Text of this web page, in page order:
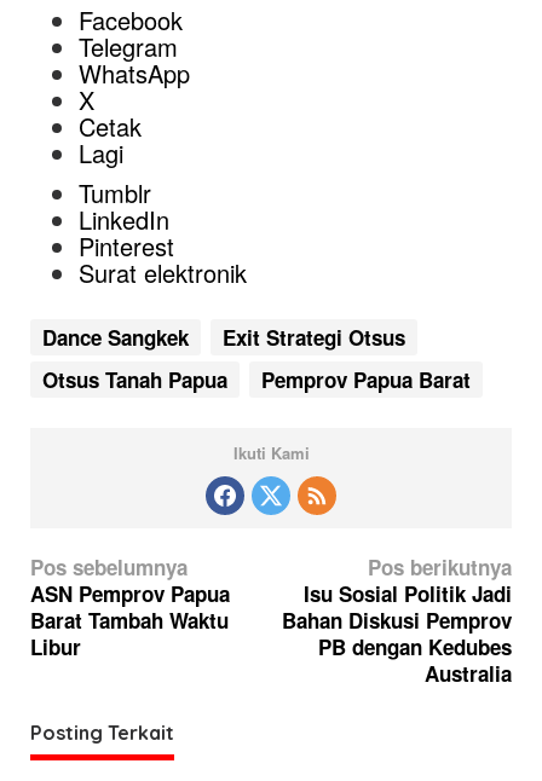
Facebook
Telegram
WhatsApp
X
Cetak
Lagi
Tumblr
LinkedIn
Pinterest
Surat elektronik
Dance Sangkek
Exit Strategi Otsus
Otsus Tanah Papua
Pemprov Papua Barat
Ikuti Kami
N
a
v
i
a
Pos sebelumnya
ASN Pemprov Papua
Barat Tambah Waktu
Libur
Pos berikutnya
Isu Sosial Politik Jadi
Bahan Diskusi Pemprov
PB dengan Kedubes
Australia
Posting Terkait